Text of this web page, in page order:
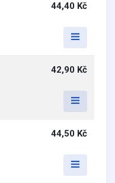
44,40 Kč
42,90 Kč
44,50 Kč